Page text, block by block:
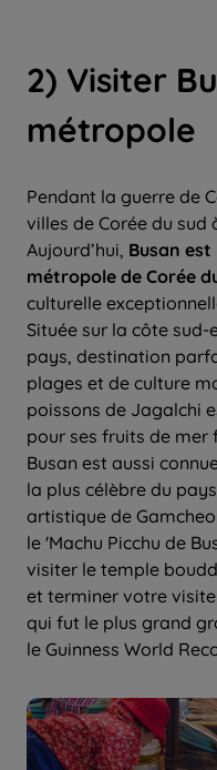
2) Visiter
métropole
Pendant la guerre de
villes de Corée du sud
Aujourd’hui, Busan
métropole de Corée
culturelle
Située sur la côte
pays, destination
plages et de culture
poissons de Jagalchi
pour ses fruits de mer
Busan est aussi
la plus célèbre du
artistique de
le 'Machu Picchu de
visiter le temple
et terminer votre
qui fut le plus grand
le Guinness World